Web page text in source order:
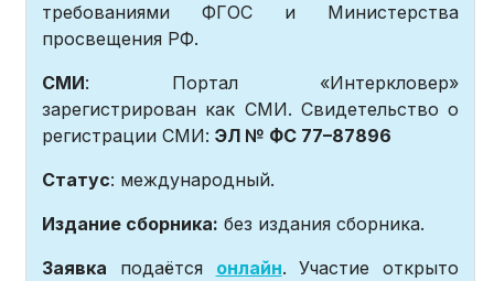
требованиями ФГОС и Министерства
просвещения РФ.
СМИ: Портал «Интеркловер»
зарегистрирован как СМИ. Свидетельство о
регистрации СМИ:ЭЛ № ФС 77–87896
Статус: международный.
Издание сборника: без издания сборника.
Заявка подаётся онлайн. Участие открыто